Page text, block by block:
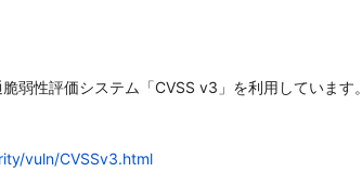
弱性評価システム「CVSS v3」を利用しています。
vuln/CVSSv3.html